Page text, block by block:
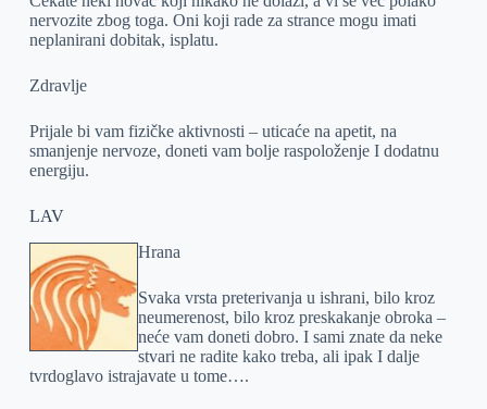
nervozite zbog toga. Oni koji rade za strance mogu imati
neplanirani dobitak, isplatu.
Zdravlje
Prijale bi vam fizičke aktivnosti – uticaće na apetit, na
smanjenje nervoze, doneti vam bolje raspoloženje I dodatnu
energiju.
LAV
Hrana
Svaka vrsta preterivanja u ishrani, bilo kroz
neumerenost, bilo kroz preskakanje obroka –
neće vam doneti dobro. I sami znate da neke
stvari ne radite kako treba, ali ipak I dalje
tvrdoglavo istrajavate u tome….